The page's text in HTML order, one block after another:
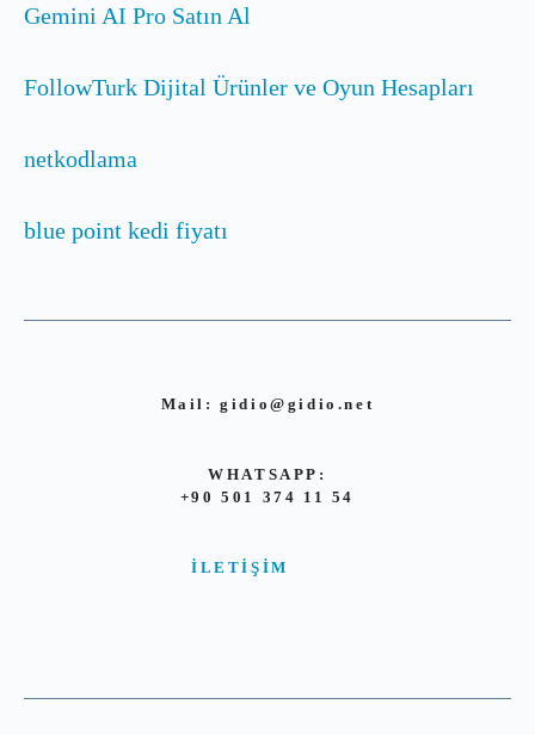
Gemini AI Pro Satın Al
FollowTurk Dijital Ürünler ve Oyun Hesapları
netkodlama
blue point kedi fiyatı
Mail: gidio@gidio.net
WHATSAPP:
+90 501 374 11 54
İLETIŞIM